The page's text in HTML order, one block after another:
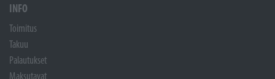
INFO
Toimitus
Takuu
Palautukset
Maksutavat